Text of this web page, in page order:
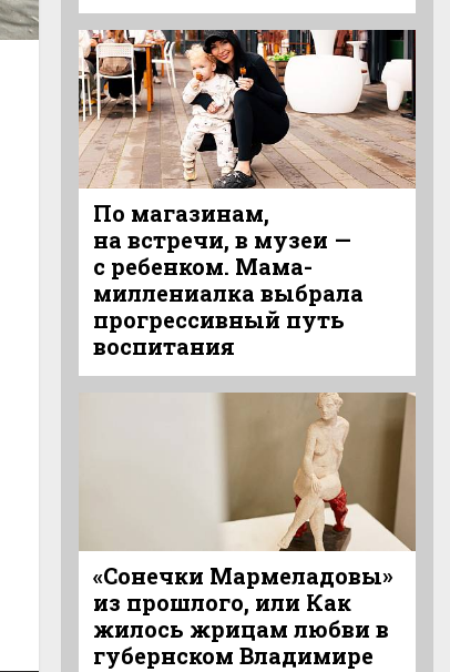
По магазинам,
на встречи, в музеи —
с ребенком. Мама-
миллениалка выбрала
прогрессивный путь
воспитания
«Сонечки Мармеладовы»
из прошлого, или Как
жилось жрицам любви в
губернском Владимире